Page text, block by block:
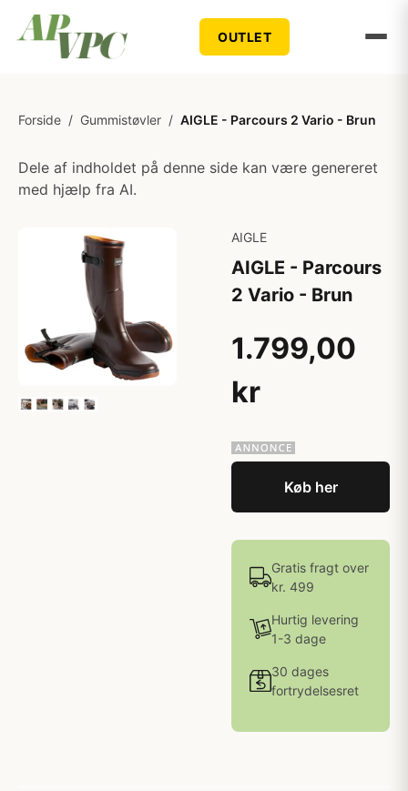
OUTLET
Forside / Gummistøvler / AIGLE - Parcours 2 Vario - Brun
Dele af indholdet på denne side kan være genereret
med hjælp fra AI.
AIGLE
AIGLE - Parcours
2 Vario - Brun
1.799,00
kr
Køb her
Gratis fragt over
kr. 499
Hurtig levering
1-3 dage
30 dages
fortrydelsesret